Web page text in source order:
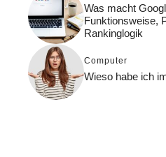
Was macht
Funktionsweise,
Rankinglogik
Computer
Wieso habe ich